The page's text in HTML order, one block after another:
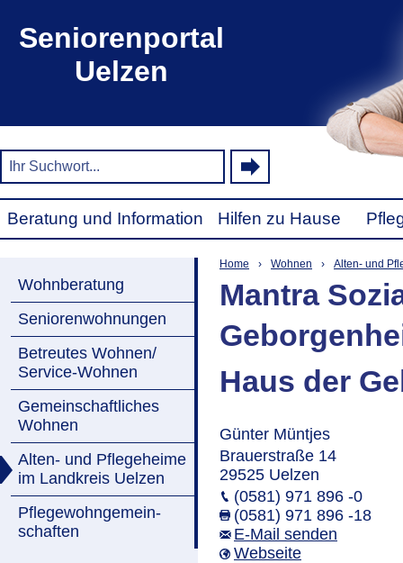
Seniorenportal
Uelzen
Beratung und Information Hilfen zu Hause
Wohnberatung
Seniorenwohnungen
Betreutes Wohnen/
Service-Wohnen
Gemeinschaftliches
Wohnen
Alten- und Pflegeheime
im Landkreis Uelzen
Pflegewohngemein-
schaften
Home › Wohnen › Alten- und
Mantra
Haus der
Günter Müntjes
Brauerstraße 14
29525 Uelzen
(0581) 971 896 -0
(0581) 971 896 -18
E-Mail senden
Webseite